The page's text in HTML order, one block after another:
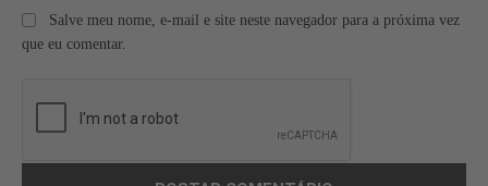
Salve meu nome, e-mail e site neste navegador para a próxima vez
que eu comentar.